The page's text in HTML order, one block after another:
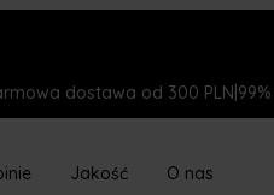
dostawa od 300 PLN
Jakość O nas